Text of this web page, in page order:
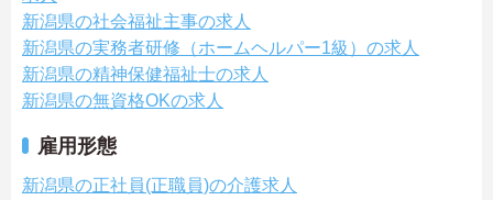
新潟県の社会福祉主事の求人
新潟県の実務者研修（ホームヘルパー1級）の求人
新潟県の精神保健福祉士の求人
新潟県の無資格OKの求人
雇用形態
新潟県の正社員(正職員)の介護求人